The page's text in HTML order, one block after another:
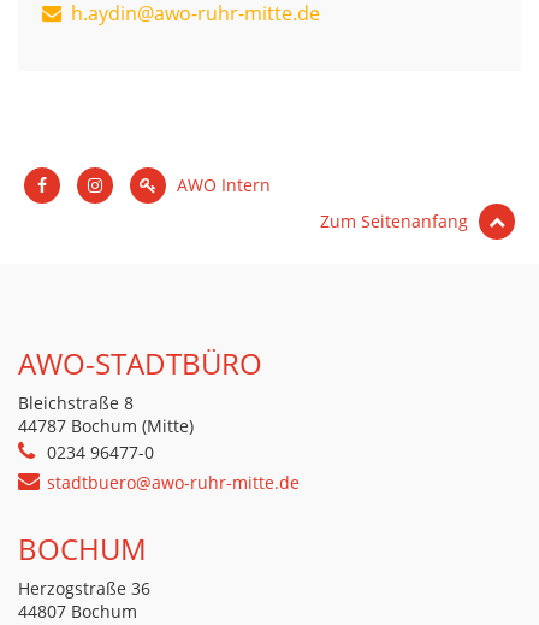
h.aydin@awo-ruhr-mitte.de
AWO Intern
Zum Seitenanfang
AWO-STADTBÜRO
Bleichstraße 8
44787 Bochum (Mitte)
0234 96477-0
stadtbuero@awo-ruhr-mitte.de
BOCHUM
Herzogstraße 36
44807 Bochum